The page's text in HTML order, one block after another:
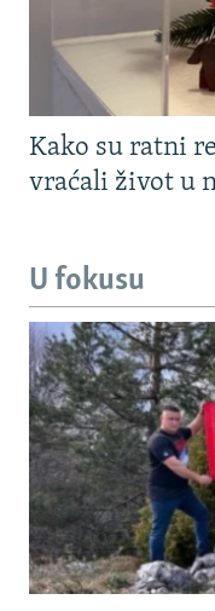
Kako su ratni
vraćali život u
U fokusu